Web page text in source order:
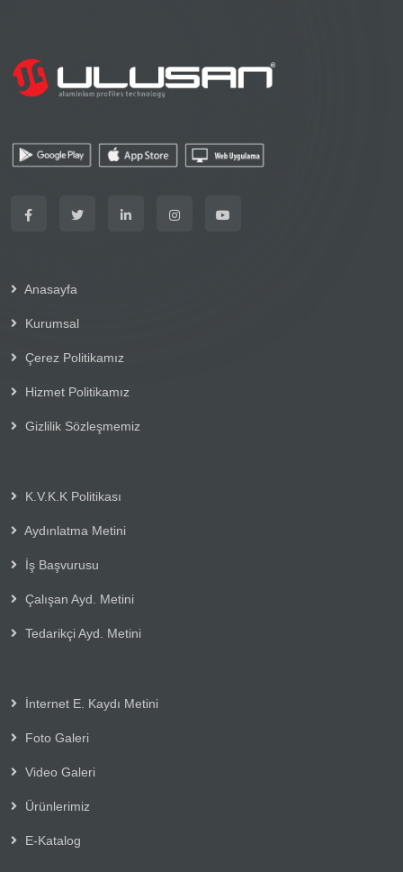
Anasayfa
Kurumsal
Çerez Politikamız
Hizmet Politikamız
Gizlilik Sözleşmemiz
K.V.K.K Politikası
Aydınlatma Metini
İş Başvurusu
Çalışan Ayd. Metini
Tedarikçi Ayd. Metini
İnternet E. Kaydı Metini
Foto Galeri
Video Galeri
Ürünlerimiz
E-Katalog